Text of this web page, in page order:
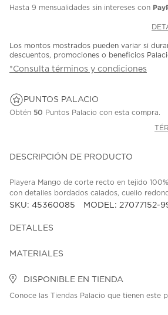
Hasta 9 mensualidades sin intereses con
Los montos mostrados pueden variar si
descuentos, promociones o beneficios
*Consulta términos y condiciones
PUNTOS PALACIO
Obtén 50 Puntos Palacio con esta compra.
DESCRIPCIÓN DE PRODUCTO
Playera Mango de corte recto en tejido
con detalles bordados calados, cuello
SKU: 45360085 MODEL: 27077152-
DETALLES
MATERIALES
DISPONIBLE EN TIENDA
Conoce las Tiendas Palacio que tienen este